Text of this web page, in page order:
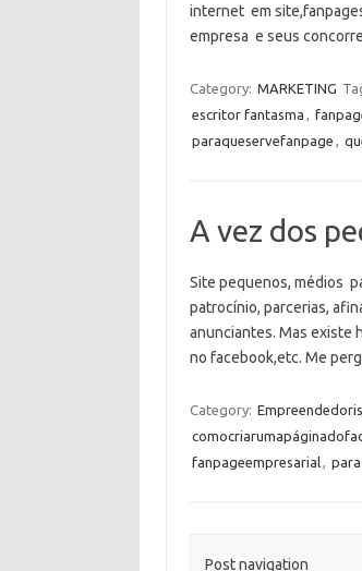
internet em
empresa e seus
Category: MARKETING
escritor fantasma ,
paraqueservefanpage ,
A vez dos
Site pequenos, médios
patrocínio, parcerias,
anunciantes. Mas existe
no facebook,etc. Me
Category:
fanpageempresarial,
Post navigation